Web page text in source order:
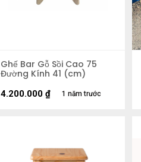
Ghế Bar Gỗ Sồi Cao 75
Đường Kính 41 (cm)
1 năm trước
4.200.000 ₫